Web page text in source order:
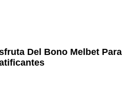
Del Bono Melbet Para